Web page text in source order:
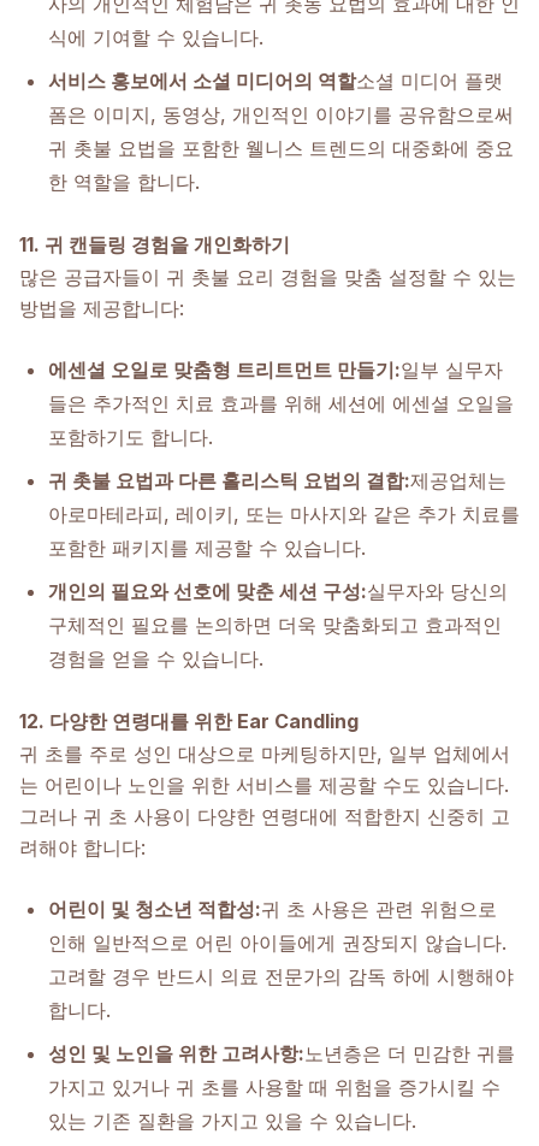
식에 기여할 수 있습니다.
서비스 홍보에서 소셜 미디어의 역할소셜 미디어 플랫
폼은 이미지, 동영상, 개인적인 이야기를 공유함으로써
귀 촛불 요법을 포함한 웰니스 트렌드의 대중화에 중요
한 역할을 합니다.
11. 귀 캔들링 경험을 개인화하기
많은 공급자들이 귀 촛불 요리 경험을 맞춤 설정할 수 있는
방법을 제공합니다:
에센셜 오일로 맞춤형 트리트먼트 만들기:일부 실무자
들은 추가적인 치료 효과를 위해 세션에 에센셜 오일을
포함하기도 합니다.
귀 촛불 요법과 다른 홀리스틱 요법의 결합:제공업체는
아로마테라피, 레이키, 또는 마사지와 같은 추가 치료를
포함한 패키지를 제공할 수 있습니다.
개인의 필요와 선호에 맞춘 세션 구성:실무자와 당신의
구체적인 필요를 논의하면 더욱 맞춤화되고 효과적인
경험을 얻을 수 있습니다.
12. 다양한 연령대를 위한 Ear Candling
귀 초를 주로 성인 대상으로 마케팅하지만, 일부 업체에서
는 어린이나 노인을 위한 서비스를 제공할 수도 있습니다.
그러나 귀 초 사용이 다양한 연령대에 적합한지 신중히 고
려해야 합니다:
어린이 및 청소년 적합성:귀 초 사용은 관련 위험으로
인해 일반적으로 어린 아이들에게 권장되지 않습니다.
고려할 경우 반드시 의료 전문가의 감독 하에 시행해야
합니다.
성인 및 노인을 위한 고려사항:노년층은 더 민감한 귀를
가지고 있거나 귀 초를 사용할 때 위험을 증가시킬 수
있는 기존 질환을 가지고 있을 수 있습니다.